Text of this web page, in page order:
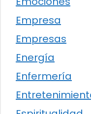
Empresa
Empresas
Energía
Enfermería